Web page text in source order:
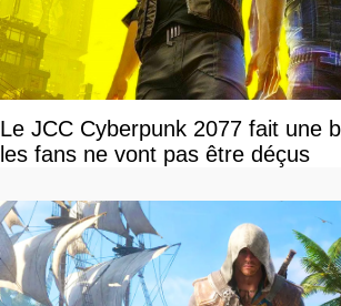
Le JCC Cyberpunk 2077 fait une
les fans ne vont pas être déçus